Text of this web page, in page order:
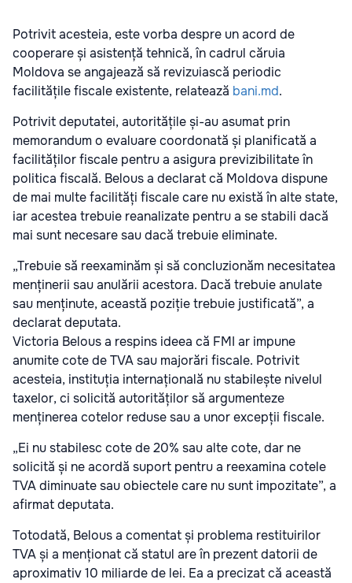
Potrivit acesteia, este vorba despre un acord de
cooperare și asistență tehnică, în cadrul căruia
Moldova se angajează să revizuiască periodic
facilitățile fiscale existente, relatează bani.md.
Potrivit deputatei, autoritățile și-au asumat prin
memorandum o evaluare coordonată și planificată a
facilităților fiscale pentru a asigura previzibilitate în
politica fiscală. Belous a declarat că Moldova dispune
de mai multe facilități fiscale care nu există în alte state,
iar acestea trebuie reanalizate pentru a se stabili dacă
mai sunt necesare sau dacă trebuie eliminate.
„Trebuie să reexaminăm și să concluzionăm necesitatea
menținerii sau anulării acestora. Dacă trebuie anulate
sau menținute, această poziție trebuie justificată”, a
declarat deputata.
Victoria Belous a respins ideea că FMI ar impune
anumite cote de TVA sau majorări fiscale. Potrivit
acesteia, instituția internațională nu stabilește nivelul
taxelor, ci solicită autorităților să argumenteze
menținerea cotelor reduse sau a unor excepții fiscale.
„Ei nu stabilesc cote de 20% sau alte cote, dar ne
solicită și ne acordă suport pentru a reexamina cotele
TVA diminuate sau obiectele care nu sunt impozitate”, a
afirmat deputata.
Totodată, Belous a comentat și problema restituirilor
TVA și a menționat că statul are în prezent datorii de
aproximativ 10 miliarde de lei. Ea a precizat că această